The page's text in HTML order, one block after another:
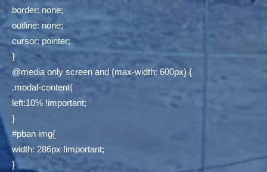
border: none;
outline: none;
cursor: pointer;
}
@media only screen and (max-width: 600px) {
.modal-content{
left:10% !important;
}
#pban img{
width: 286px !important;
}